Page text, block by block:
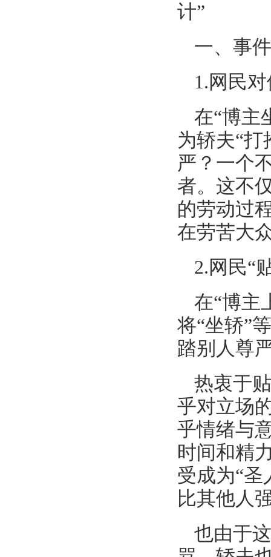
计”
一、事
1.网民
在“博主
为轿夫“
严？一个
者。这不
的劳动过
在劳苦大
2.网民“
在“博主
将“坐轿”
踏别人尊
热衷于
乎对立场
乎情绪与
时间和精
受成为“
比其他人
也由于